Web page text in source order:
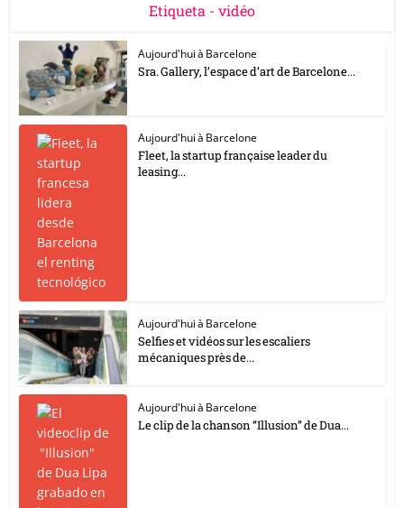
Etiqueta - vidéo
Aujourd'hui à Barcelone
Sra. Gallery, l’espace d’art de Barcelone...
Aujourd'hui à Barcelone
Fleet, la startup française leader du
leasing...
Aujourd'hui à Barcelone
Selfies et vidéos sur les escaliers
mécaniques près de...
Aujourd'hui à Barcelone
Le clip de la chanson “Illusion” de Dua...